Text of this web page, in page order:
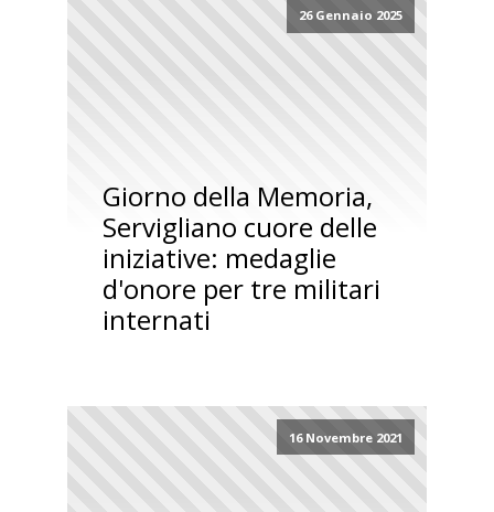
26 Gennaio 2025
Giorno della Memoria,
Servigliano cuore delle
iniziative: medaglie
d'onore per tre militari
internati
16 Novembre 2021